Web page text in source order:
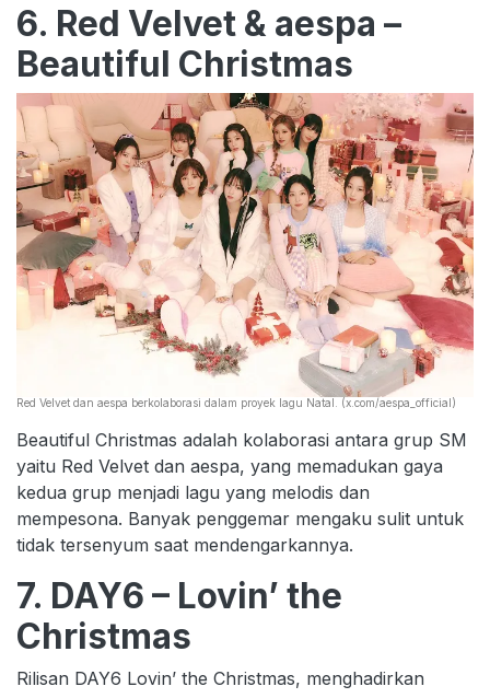
6. Red Velvet & aespa –
Beautiful Christmas
Red Velvet dan aespa berkolaborasi dalam proyek lagu Natal. (x.com/aespa_official)
Beautiful Christmas adalah kolaborasi antara grup SM
yaitu Red Velvet dan aespa, yang memadukan gaya
kedua grup menjadi lagu yang melodis dan
mempesona. Banyak penggemar mengaku sulit untuk
tidak tersenyum saat mendengarkannya.
7. DAY6 – Lovin’ the
Christmas
Rilisan DAY6 Lovin’ the Christmas, menghadirkan